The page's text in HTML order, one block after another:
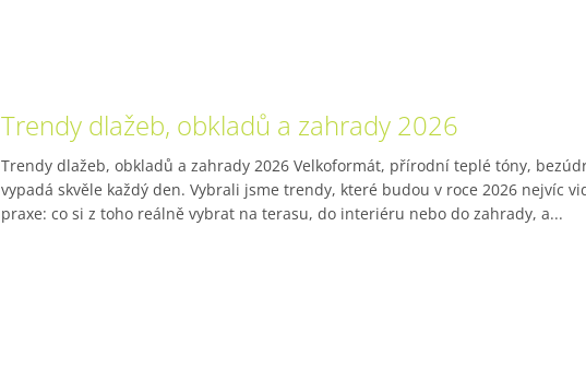
Trendy dlažeb, obkladů a zahrady 2026
Trendy dlažeb, obkladů a zahrady 2026 Velkoformát, přírodní teplé tóny,
vypadá skvěle každý den. Vybrali jsme trendy, které budou v roce 2026 nejvíc
praxe: co si z toho reálně vybrat na terasu, do interiéru nebo do zahrady, a...